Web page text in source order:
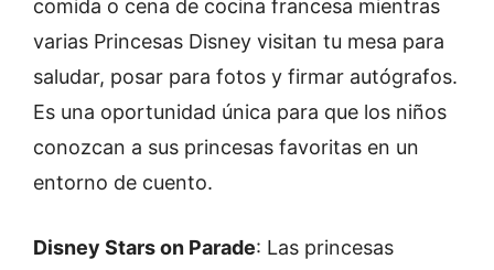
comida o cena de cocina francesa mientras
varias Princesas Disney visitan tu mesa para
saludar, posar para fotos y firmar autógrafos.
Es una oportunidad única para que los niños
conozcan a sus princesas favoritas en un
entorno de cuento.
Disney Stars on Parade: Las princesas